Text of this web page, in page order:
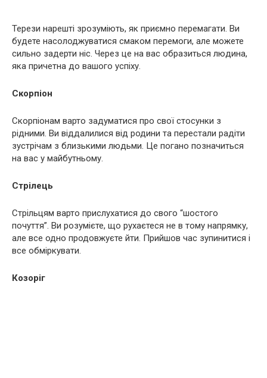
Терези нарешті зрозуміють, як приємно перемагати. Ви
будете насолоджуватися смаком перемоги, але можете
сильно задерти ніс. Через це на вас образиться людина,
яка причетна до вашого успіху.
Скорпіон
Скорпіонам варто задуматися про свої стосунки з
рідними. Ви віддалилися від родини та перестали радіти
зустрічам з близькими людьми. Це погано позначиться
на вас у майбутньому.
Стрілець
Стрільцям варто прислухатися до свого “шостого
почуття”. Ви розумієте, що рухаєтеся не в тому напрямку,
але все одно продовжуєте йти. Прийшов час зупинитися і
все обміркувати.
Козоріг